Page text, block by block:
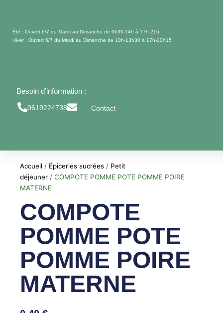
contenuÉté : Ouvert 6/7 du Mardi au Dimanche de 9h30-14h à 17h-21h
Hiver : Ouvert 6/7 du Mardi au Dimanche de 10h-13h30 à 17h-20h15
Besoin d’information :
0619224738 Contact
Accueil / Épiceries sucrées / Petit
déjeuner / COMPOTE POMME POTE POMME POIRE
MATERNE
COMPOTE
POMME POTE
POMME POIRE
MATERNE